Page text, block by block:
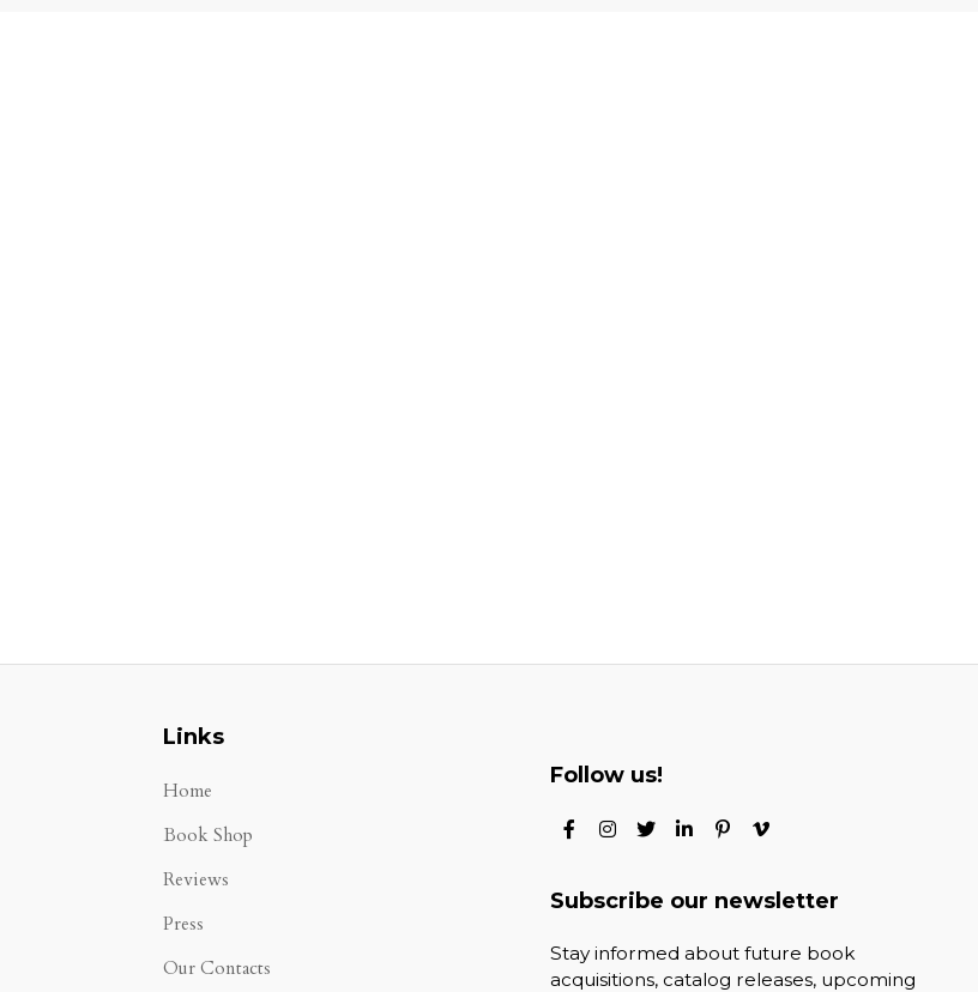
Links
Home
Book Shop
Reviews
Press
Our Contacts
Follow us!
Subscribe our newsletter
Stay informed about future book
acquisitions, catalog releases, upcoming